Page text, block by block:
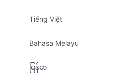
Tiếng Việt
Bahasa Melayu
မြန်မာ